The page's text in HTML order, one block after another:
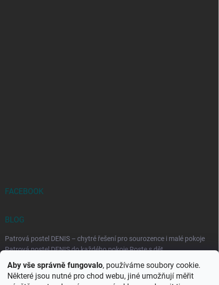
Aby vše správně fungovalo, používáme soubory cookie.
Některé jsou nutné pro chod webu, jiné umožňují měřit
FACEBOOK
BLOG
Patrová postel DENIS – chytré řešení pro sourozence i malé pokoje
Patrová postel DENIS do každého pokoje Roste s dět...
Rozkládací postele RELAX – ideální řešení pro malé prostory i
každodenní spaní